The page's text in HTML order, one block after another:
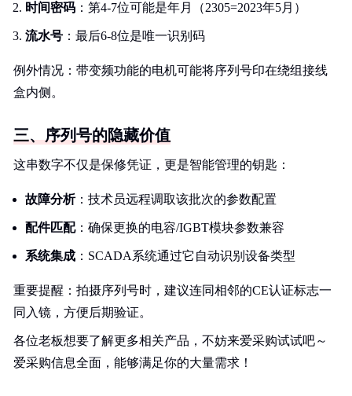
时间密码 ：第4-7位可能是年月（2305=2023年5月）
流水号 ：最后6-8位是唯一识别码
例外情况：带变频功能的电机可能将序列号印在绕组接线
盒内侧。
三、序列号的隐藏价值
这串数字不仅是保修凭证，更是智能管理的钥匙：
故障分析：技术员远程调取该批次的参数配置
配件匹配：确保更换的电容/IGBT模块参数兼容
系统集成 ：SCADA系统通过它自动识别设备类型
重要提醒：拍摄序列号时，建议连同相邻的CE认证标志一
同入镜，方便后期验证。
各位老板想要了解更多相关产品，不妨来爱采购试试吧～
爱采购信息全面，能够满足你的大量需求！